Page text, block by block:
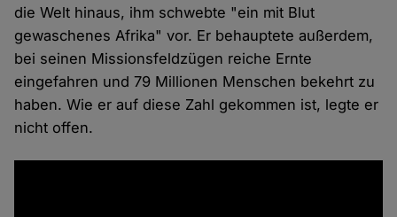
die Welt hinaus, ihm schwebte "ein mit Blut
gewaschenes Afrika" vor. Er behauptete außerdem,
bei seinen Missionsfeldzügen reiche Ernte
eingefahren und 79 Millionen Menschen bekehrt zu
haben. Wie er auf diese Zahl gekommen ist, legte er
nicht offen.